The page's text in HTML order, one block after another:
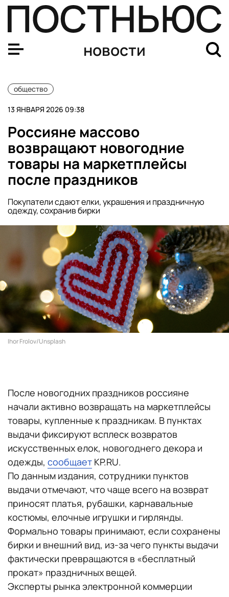
новости
общество
13 ЯНВАРЯ 2026 09:38
Россияне массово
возвращают новогодние
товары на маркетплейсы
после праздников
Покупатели сдают елки, украшения и праздничную
одежду, сохранив бирки
Ihor Frolov/Unsplash
После новогодних праздников россияне
начали активно возвращать на маркетплейсы
товары, купленные к праздникам. В пунктах
выдачи фиксируют всплеск возвратов
искусственных елок, новогоднего декора и
одежды, сообщает KP.RU.
По данным издания, сотрудники пунктов
выдачи отмечают, что чаще всего на возврат
приносят платья, рубашки, карнавальные
костюмы, елочные игрушки и гирлянды.
Формально товары принимают, если сохранены
бирки и внешний вид, из-за чего пункты выдачи
фактически превращаются в «бесплатный
прокат» праздничных вещей.
Эксперты рынка электронной коммерции
Экономист Борисова призвала ввести в РФ понятие